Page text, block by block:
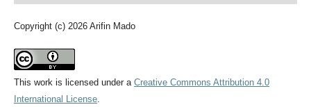
Copyright (c) 2026 Arifin Mado
This work is licensed under a Creative Commons Attribution 4.0
International License.